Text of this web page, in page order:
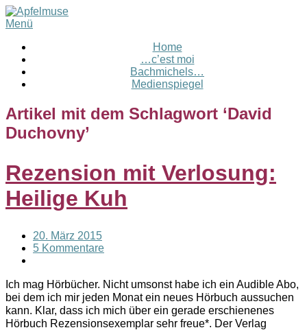
Menü
Home
…c’est moi
Bachmichels…
Medienspiegel
Artikel mit dem Schlagwort ‘David
Duchovny’
Rezension mit Verlosung:
Heilige Kuh
20. März 2015
5 Kommentare
Ich mag Hörbücher. Nicht umsonst habe ich ein Audible Abo,
bei dem ich mir jeden Monat ein neues Hörbuch aussuchen
kann. Klar, dass ich mich über ein gerade erschienenes
Hörbuch Rezensionsexemplar sehr freue*. Der Verlag